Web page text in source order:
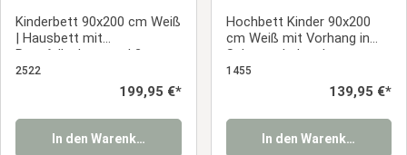
Kinderbett 90x200 cm Weiß
| Hausbett mit
Rausfallschutz und 2
Bettkästen | Montessori |
Einzelbett | mit Lattenrost
2522
Regulärer Preis:
199,95 €*
In den Warenkorb
Hochbett Kinder 90x200
cm Weiß mit Vorhang in
Schwarz | ohne Lattenrost
| Pirat | Bett für Jungen
1455
Regulärer Preis:
139,95 €*
In den Warenkorb